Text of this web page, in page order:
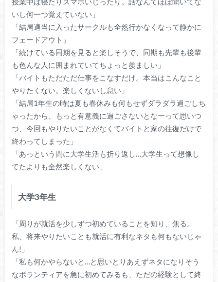
いし何一つ覚えていない」
「結局適当に入ったサークルも全然行かなくなって静かに
フェードアウト」
「続けている同期を見ると楽しそうで、同期も先輩も後輩
も色んな人に囲まれていてちょっと羨ましい」
「バイトもただただ仕事をこなすだけ。本当はこんなこと
やりたくない。楽しくないし怠い」
「結局1年生の時は夏も春休みも何もせずダラダラ過ごしち
ゃったから、もっと有意義に過ごさないとなーって思いつ
つ、今回もやりたいことがなくてバイトと家の往復だけで
終わってしまった」
「あっという間に大学生活も折り返し…大学生って想像し
てたよりも全然楽しくない」
大学3年生
「周りが就活を少しずつ初めていることを知り、焦る。
私、将来やりたいことも就活に有利なネタも何もないじゃ
ん!」
「私も何かやらないと…と思いとりあえずネタになりそう
なボランティアを急に初めてみるも、ただの経験として終